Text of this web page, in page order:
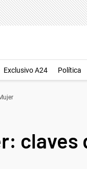
Exclusivo A24 Política